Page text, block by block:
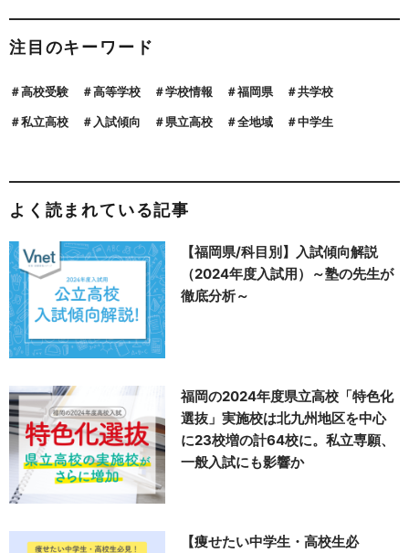
注目のキーワード
高校受験 高等学校 学校情報 福岡県 共学校
私立高校 入試傾向 県立高校 全地域 中学生
よく読まれている記事
【福岡県/科目別】入試傾向解説
（2024年度入試用）～塾の先生が
徹底分析～
福岡の2024年度県立高校「特色化
選抜」実施校は北九州地区を中心
に23校増の計64校に。私立専願、
一般入試にも影響か
【痩せたい中学生・高校生必